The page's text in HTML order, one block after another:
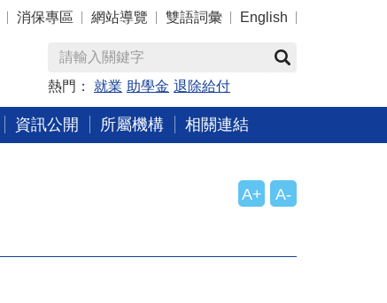
消保專區 網站導覽 雙語詞彙 English
熱門： 就業 助學金 退除給付
資訊公開 所屬機構 相關連結
A+ A-